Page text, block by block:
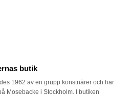
butik
1962 av en grupp konstnärer och har
Mosebacke i Stockholm. I butiken